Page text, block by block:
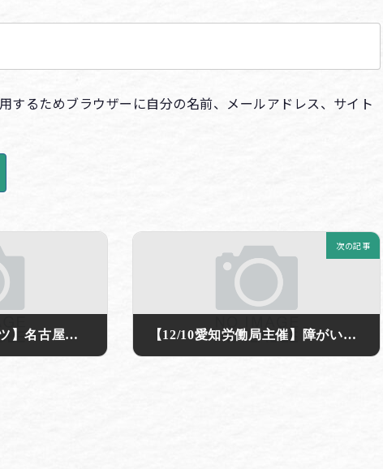
するためブラウザーに自分の名前、メールアドレス、サイト
【チャレンジどーナツ】名古屋城バディウォークの告知動画です☆
次の記事
【12/10愛知労働局主催】障がい者ユーチューバーセミナーのお知らせ☆